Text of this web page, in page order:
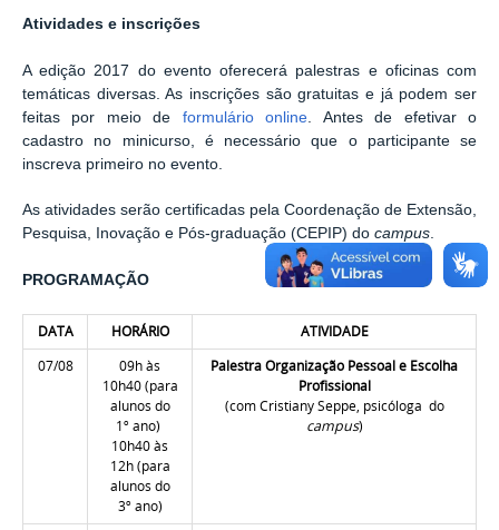
Atividades e inscrições
A edição 2017 do evento oferecerá palestras e oficinas com
temáticas diversas. As inscrições são gratuitas e já podem ser
feitas por meio de formulário online . Antes de efetivar o
cadastro no minicurso, é necessário que o participante se
inscreva primeiro no evento.
As atividades serão certificadas pela Coordenação de Extensão,
Pesquisa, Inovação e Pós-graduação (CEPIP) do campus.
PROGRAMAÇÃO
DATA HORÁRIO
ATIVIDADE
07/08
09h às
10h40 (para
alunos do
1º ano)
10h40 às
12h (para
alunos do
3º ano)
Palestra Organização Pessoal e Escolha
Profissional
(com Cristiany Seppe, psicóloga do
campus)